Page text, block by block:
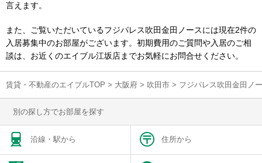
言えます。
また、ご覧いただいているフジパレス吹田金田ノースには現在2件の
入居募集中のお部屋がございます。初期費用のご質問や入居のご相
談は、お近くのエイブル江坂店までお気軽にお問合せください。
賃貸・不動産のエイブルTOP > 大阪府 > 吹田市 > フジパレス吹田金田ノ
別の探し方でお部屋を探す
沿線・駅から 住所から